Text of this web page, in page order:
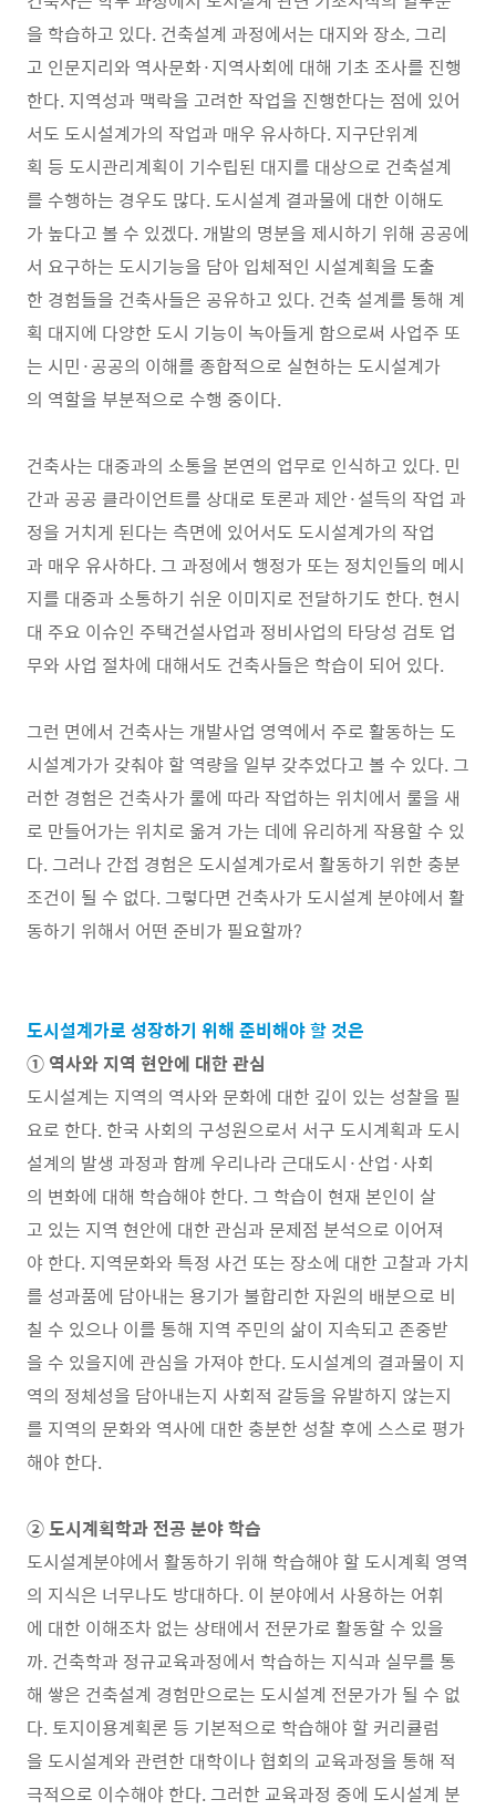
을 학습하고 있다. 건축설계 과정에서는 대지와 장소, 그리
고 인문지리와 역사문화·지역사회에 대해 기초 조사를 진행
한다. 지역성과 맥락을 고려한 작업을 진행한다는 점에 있어
서도 도시설계가의 작업과 매우 유사하다. 지구단위계
획 등 도시관리계획이 기수립된 대지를 대상으로 건축설계
를 수행하는 경우도 많다. 도시설계 결과물에 대한 이해도
가 높다고 볼 수 있겠다. 개발의 명분을 제시하기 위해 공공에
서 요구하는 도시기능을 담아 입체적인 시설계획을 도출
한 경험들을 건축사들은 공유하고 있다. 건축 설계를 통해 계
획 대지에 다양한 도시 기능이 녹아들게 함으로써 사업주 또
는 시민·공공의 이해를 종합적으로 실현하는 도시설계가
의 역할을 부분적으로 수행 중이다.
건축사는 대중과의 소통을 본연의 업무로 인식하고 있다. 민
간과 공공 클라이언트를 상대로 토론과 제안·설득의 작업 과
정을 거치게 된다는 측면에 있어서도 도시설계가의 작업
과 매우 유사하다. 그 과정에서 행정가 또는 정치인들의 메시
지를 대중과 소통하기 쉬운 이미지로 전달하기도 한다. 현시
대 주요 이슈인 주택건설사업과 정비사업의 타당성 검토 업
무와 사업 절차에 대해서도 건축사들은 학습이 되어 있다.
그런 면에서 건축사는 개발사업 영역에서 주로 활동하는 도
시설계가가 갖춰야 할 역량을 일부 갖추었다고 볼 수 있다. 그
러한 경험은 건축사가 룰에 따라 작업하는 위치에서 룰을 새
로 만들어가는 위치로 옮겨 가는 데에 유리하게 작용할 수 있
다. 그러나 간접 경험은 도시설계가로서 활동하기 위한 충분
조건이 될 수 없다. 그렇다면 건축사가 도시설계 분야에서 활
동하기 위해서 어떤 준비가 필요할까?
도시설계가로 성장하기 위해 준비해야 할 것은
① 역사와 지역 현안에 대한 관심
도시설계는 지역의 역사와 문화에 대한 깊이 있는 성찰을 필
요로 한다. 한국 사회의 구성원으로서 서구 도시계획과 도시
설계의 발생 과정과 함께 우리나라 근대도시·산업·사회
의 변화에 대해 학습해야 한다. 그 학습이 현재 본인이 살
고 있는 지역 현안에 대한 관심과 문제점 분석으로 이어져
야 한다. 지역문화와 특정 사건 또는 장소에 대한 고찰과 가치
를 성과품에 담아내는 용기가 불합리한 자원의 배분으로 비
칠 수 있으나 이를 통해 지역 주민의 삶이 지속되고 존중받
을 수 있을지에 관심을 가져야 한다. 도시설계의 결과물이 지
역의 정체성을 담아내는지 사회적 갈등을 유발하지 않는지
를 지역의 문화와 역사에 대한 충분한 성찰 후에 스스로 평가
해야 한다.
② 도시계획학과 전공 분야 학습
도시설계분야에서 활동하기 위해 학습해야 할 도시계획 영역
의 지식은 너무나도 방대하다. 이 분야에서 사용하는 어휘
에 대한 이해조차 없는 상태에서 전문가로 활동할 수 있을
까. 건축학과 정규교육과정에서 학습하는 지식과 실무를 통
해 쌓은 건축설계 경험만으로는 도시설계 전문가가 될 수 없
다. 토지이용계획론 등 기본적으로 학습해야 할 커리큘럼
을 도시설계와 관련한 대학이나 협회의 교육과정을 통해 적
극적으로 이수해야 한다. 그러한 교육과정 중에 도시설계 분